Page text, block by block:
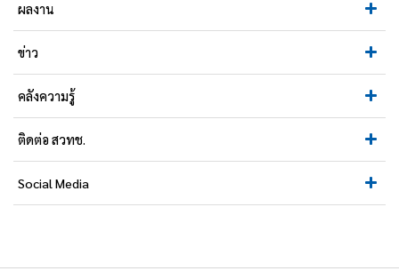
ผลงาน
ข่าว
คลังความรู้
ติดต่อ สวทช.
Social Media